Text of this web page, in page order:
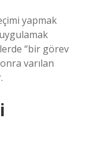
yapmak
“bir görev
varılan